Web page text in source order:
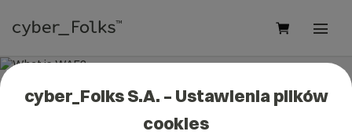
What is WAF?
cyber_Folks S.A. – Ustawienia plików
cookies